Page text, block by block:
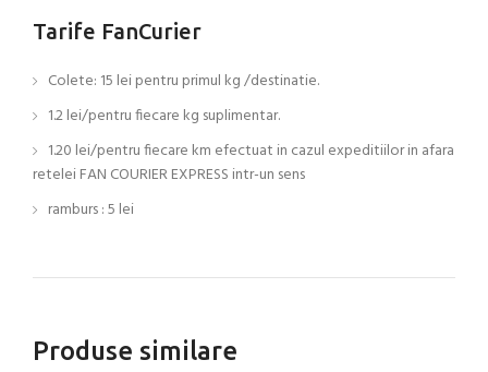
Tarife FanCurier
Colete: 15 lei pentru primul kg /destinatie.
1.2 lei/pentru fiecare kg suplimentar.
1.20 lei/pentru fiecare km efectuat in cazul expeditiilor in afara
retelei FAN COURIER EXPRESS intr-un sens
ramburs : 5 lei
Produse similare